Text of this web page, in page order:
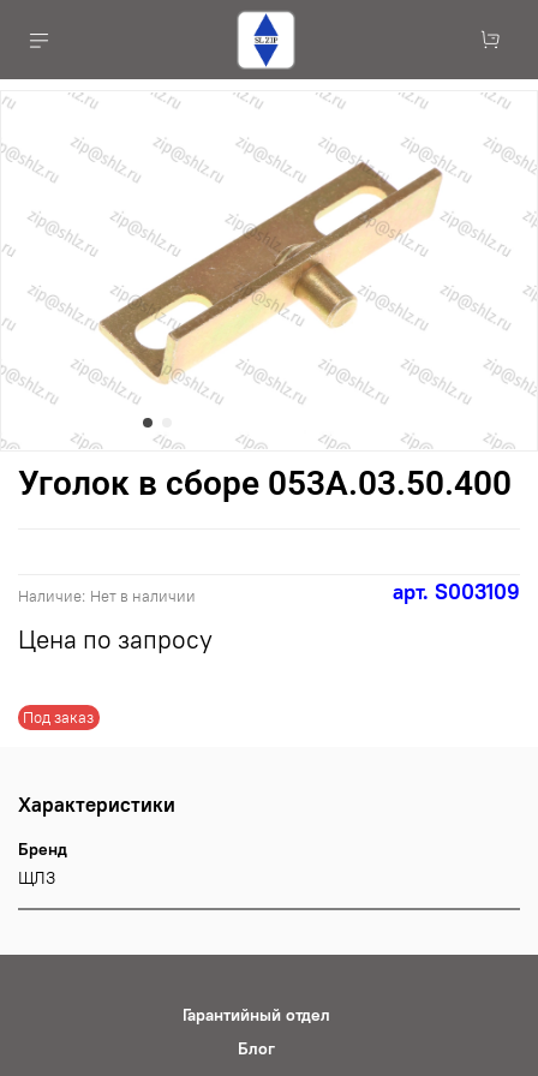
арт. S003109
Наличие: Нет в наличии
Под заказ
Уголок в сборе 053А.03.50.400
Цена по запросу
Характеристики
Бренд
ЩЛЗ
Гарантийный отдел
Блог